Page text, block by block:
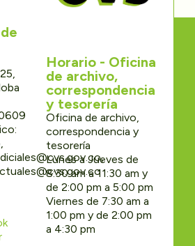
Horario - Oficina
de archivo,
correspondencia
y tesorería
Oficina de archivo,
correspondencia y
tesorería
Lunes a Jueves de
8:30 am a 11:30 am y
de 2:00 pm a 5:00 pm
Viernes de 7:30 am a
1:00 pm y de 2:00 pm
a 4:30 pm